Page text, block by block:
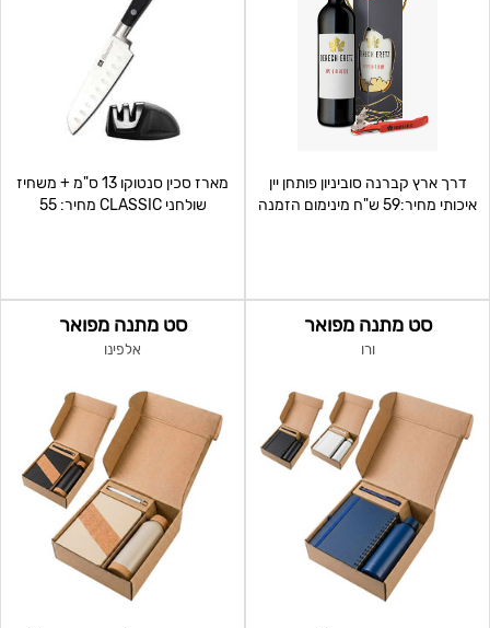
דרך ארץ קברנה סוביניון פותחן יין
איכותי מחיר:59 ש"ח מינימום הזמנה
מארז סכין סנטוקו 13 ס"מ + משחיז
שולחני CLASSIC מחיר: 55
סט מתנה מפואר
ורו
סט מתנה מפואר
אלפינו